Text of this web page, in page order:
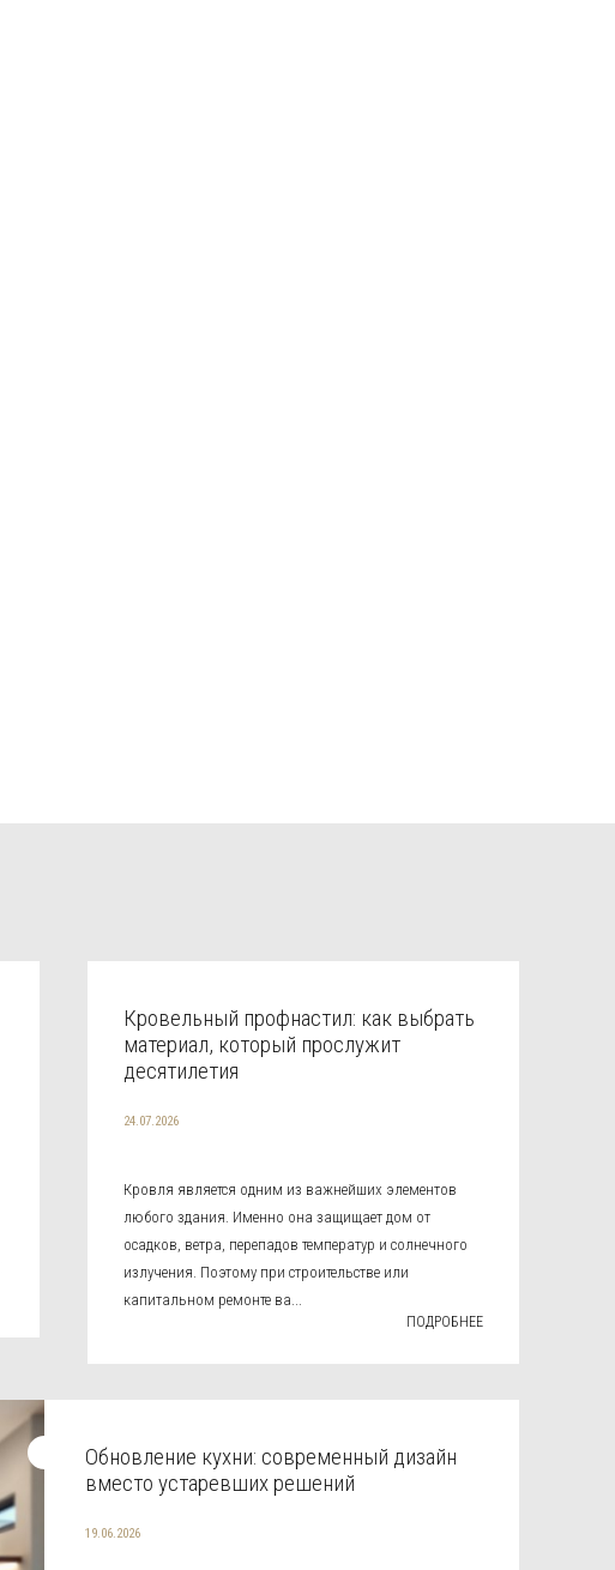
Кровельный профнастил: как выбрать
материал, который прослужит
десятилетия
24.07.2026
Кровля является одним из важнейших элементов
любого здания. Именно она защищает дом от
осадков, ветра, перепадов температур и солнечного
излучения. Поэтому при строительстве или
капитальном ремонте ва...
ПОДРОБНЕЕ
Обновление кухни: современный дизайн
вместо устаревших решений
19.06.2026